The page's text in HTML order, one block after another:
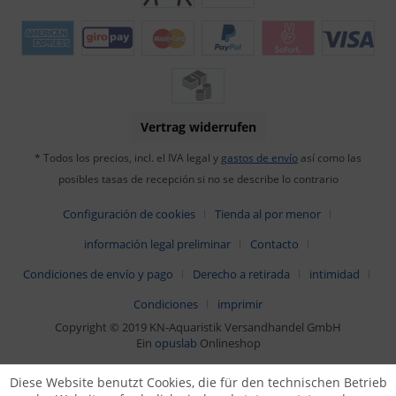
Vertrag widerrufen
* Todos los precios, incl. el IVA legal y gastos de envío así como las
posibles tasas de recepción si no se describe lo contrario
Configuración de cookies
Tienda al por menor
información legal preliminar
Contacto
Condiciones de envío y pago
Derecho a retirada
intimidad
Condiciones
imprimir
Copyright © 2019 KN-Aquaristik Versandhandel GmbH
Ein opuslab Onlineshop
Diese Website benutzt Cookies, die für den technischen Betrieb